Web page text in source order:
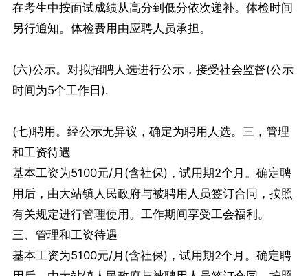
在考生中按面试成绩从高分到低分依次递补。体检时间
另行通知。体检费用由应聘人员承担。
(六)公示。对拟招聘人选进行公示，接受社会监督(公示
时间为5个工作日).
(七)聘用。经公示无异议，确定为聘用人选。三，管理
和工资待遇
基本工资为5100元/月(含社保)，试用期2个月。确定聘
用后，由大站镇人民政府与被聘用人员签订合同，按照
有关规定进行管理使用。工作期间享受工会福利。
三、管理和工资待遇
基本工资为5100元/月(含社保)，试用期2个月。确定聘